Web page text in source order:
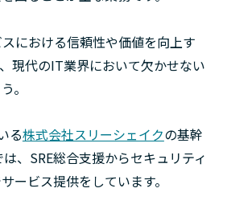
における信頼性や価値を向上す
現代のIT業界において欠かせない
。
る株式会社スリーシェイクの基幹
は、SRE総合支援からセキュリティ
ービス提供をしています。